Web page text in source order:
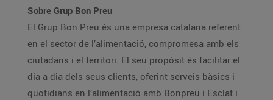
Sobre Grup Bon Preu
El Grup Bon Preu és una empresa catalana referent
en el sector de l’alimentació, compromesa amb els
ciutadans i el territori. El seu propòsit és facilitar el
dia a dia dels seus clients, oferint serveis bàsics i
quotidians en l’alimentació amb Bonpreu i Esclat i